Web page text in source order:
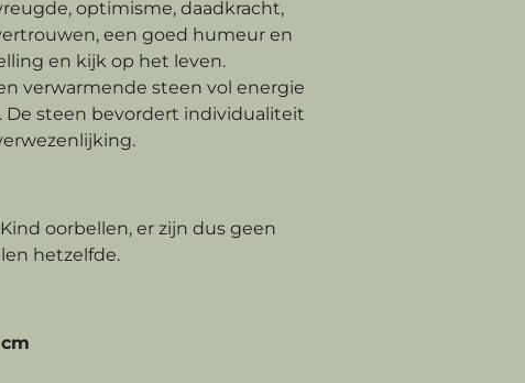
optimisme, daadkracht,
een goed humeur en
en kijk op het leven.
verwarmende steen vol energie
De steen bevordert individualiteit
oorbellen, er zijn dus geen
hetzelfde.